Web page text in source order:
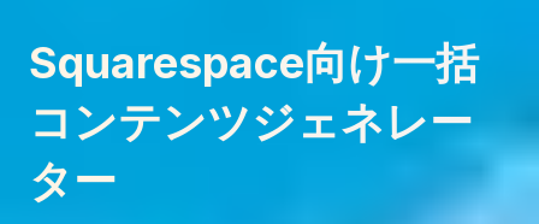
Squarespace向け一括
コンテンツジェネレー
ター